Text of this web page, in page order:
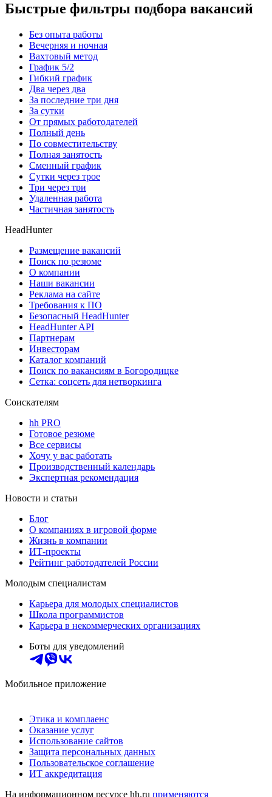
Быстрые фильтры подбора вакансий
Без опыта работы
Вечерняя и ночная
Вахтовый метод
График 5/2
Гибкий график
Два через два
За последние три дня
За сутки
От прямых работодателей
Полный день
По совместительству
Полная занятость
Сменный график
Сутки через трое
Три через три
Удаленная работа
Частичная занятость
HeadHunter
Размещение вакансий
Поиск по резюме
О компании
Наши вакансии
Реклама на сайте
Требования к ПО
Безопасный HeadHunter
HeadHunter API
Партнерам
Инвесторам
Каталог компаний
Поиск по вакансиям в Богородицке
Сетка: соцсеть для нетворкинга
Соискателям
hh PRO
Готовое резюме
Все сервисы
Хочу у вас работать
Производственный календарь
Экспертная рекомендация
Новости и статьи
Блог
О компаниях в игровой форме
Жизнь в компании
ИТ-проекты
Рейтинг работодателей России
Молодым специалистам
Карьера для молодых специалистов
Школа программистов
Карьера в некоммерческих организациях
Боты для уведомлений
Мобильное приложение
Этика и комплаенс
Оказание услуг
Использование сайтов
Защита персональных данных
Пользовательское соглашение
ИТ аккредитация
На информационном ресурсе hh.ru применяются